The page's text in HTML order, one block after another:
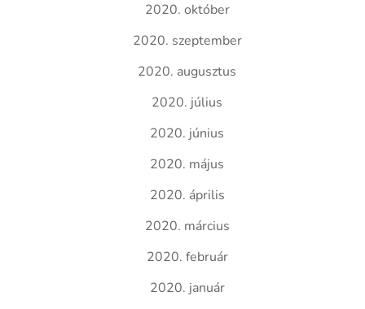
2020. október
2020. szeptember
2020. augusztus
2020. július
2020. június
2020. május
2020. április
2020. március
2020. február
2020. január